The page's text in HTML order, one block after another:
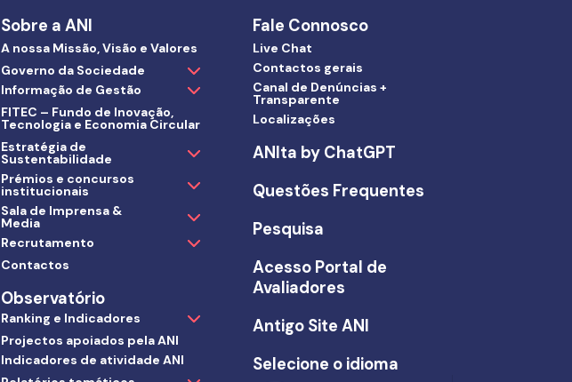
Sobre a ANI
A nossa Missão, Visão e Valores
Governo da Sociedade
Informação de Gestão
FITEC – Fundo de Inovação,
Tecnologia e Economia Circular
Estratégia de
Sustentabilidade
Prémios e concursos
institucionais
Sala de Imprensa &
Media
Recrutamento
Contactos
Observatório
Ranking e Indicadores
Projectos apoiados pela ANI
Indicadores de atividade ANI
Fale Connosco
Live Chat
Contactos gerais
Canal de Denúncias +
Transparente
Localizações
ANIta by ChatGPT
Questões Frequentes
Pesquisa
Acesso Portal de
Avaliadores
Antigo Site ANI
Selecione o idioma